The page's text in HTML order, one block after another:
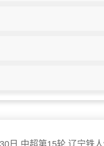
日 中超第15轮 辽宁铁